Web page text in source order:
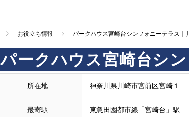
お役立ち情報 パークハウス宮崎台シンフォニーテラス
パークハウス宮崎台シ
所在地 神奈川県川崎市宮前区宮崎１
最寄駅 東急田園都市線「宮崎台」駅